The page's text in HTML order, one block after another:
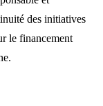
des initiatives
le financement